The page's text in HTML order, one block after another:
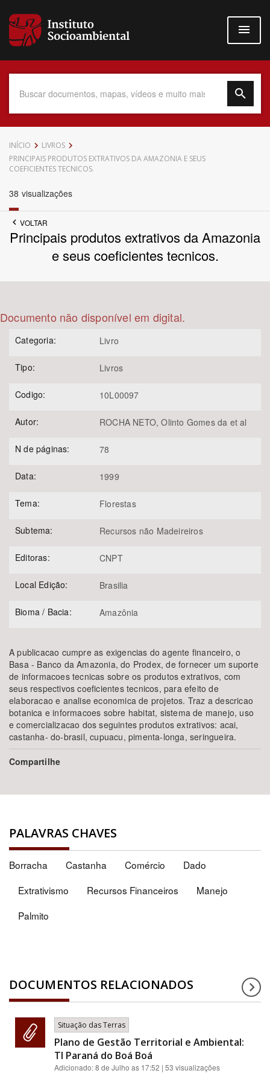
para
conteúdo
Data do Documento
Subtema
Área de Levantamento
Área Protegida
INÍCIO
LIVROS
PRINCIPAIS PRODUTOS EXTRATIVOS DA AMAZONIA E SEUS
COEFICIENTES TECNICOS.
38 visualizações
VOLTAR
Principais produtos extrativos da Amazonia
e seus coeficientes tecnicos.
Documento não disponível em digital.
Categoria: Livro
Tipo: Livros
Codigo: 10L00097
Autor: ROCHA NETO, Olinto Gomes da et al
N de páginas: 78
Data: 1999
Tema: Florestas
Subtema: Recursos não Madeireiros
Editoras: CNPT
Local Edição: Brasilia
Bioma / Bacia: Amazônia
A publicacao cumpre as exigencias do agente financeiro, o
Basa - Banco da Amazonia, do Prodex, de fornecer um suporte
de informacoes tecnicas sobre os produtos extrativos, com
seus respectivos coeficientes tecnicos, para efeito de
elaboracao e analise economica de projetos. Traz a descricao
botanica e informacoes sobre habitat, sistema de manejo, uso
e comercializacao dos seguintes produtos extrativos: acai,
castanha- do-brasil, cupuacu, pimenta-longa, seringueira.
Compartilhe
PALAVRAS CHAVES
Borracha Castanha Comércio
Dado
Extrativismo
Recursos Financeiros
Manejo
Palmito
DOCUMENTOS RELACIONADOS
Situação das Terras
Plano de Gestão Territorial e Ambiental:
TI Paraná do Boá Boá
Adicionado:8 de Julho as 17:52 | 53 visualizações